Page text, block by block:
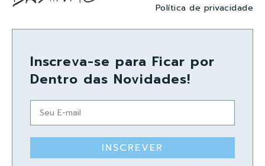
Política de privacidade
Inscreva-se para Ficar por
Dentro das Novidades!
INSCREVER